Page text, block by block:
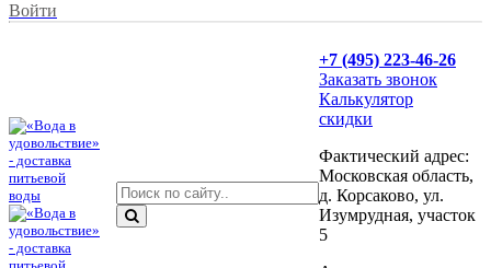
Войти
+7 (495) 223-46-26
Заказать звонок
Калькулятор
скидки
Фактический адрес:
Московская область,
д. Корсаково, ул.
Изумрудная, участок
5